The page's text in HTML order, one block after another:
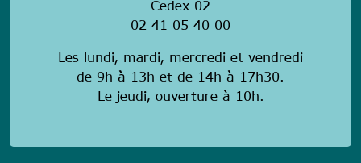
Cedex 02
02 41 05 40 00
Les lundi, mardi, mercredi et vendredi
de 9h à 13h et de 14h à 17h30.
Le jeudi, ouverture à 10h.